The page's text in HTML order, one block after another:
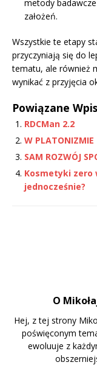
metody
założeń.
Wszystkie te etapy
przyczyniają się do
tematu, ale również
wynikać z przyjęcia
Powiązane
RDCMan 2.2
W PLATONIZMIE
SAM ROZWÓJ
Kosmetyki zero
jednocześnie?
O
Hej, z tej strony
poświęconym
ewoluuje z